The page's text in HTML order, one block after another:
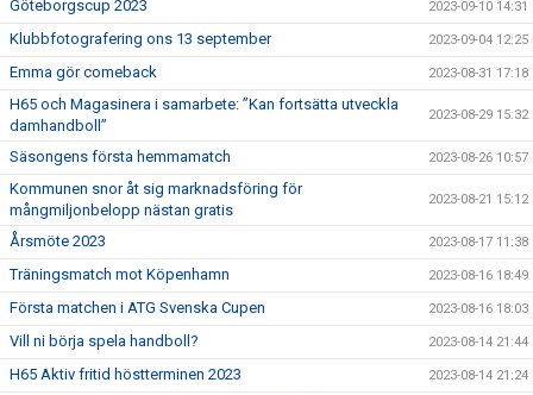
Göteborgscup 2023 2023-09-10 14:31
Klubbfotografering ons 13 september 2023-09-04 12:25
Emma gör comeback 2023-08-31 17:18
H65 och Magasinera i samarbete: ”Kan fortsätta utveckla
damhandboll”
2023-08-29 15:32
Säsongens första hemmamatch 2023-08-26 10:57
Kommunen snor åt sig marknadsföring för
mångmiljonbelopp nästan gratis
2023-08-21 15:12
Årsmöte 2023 2023-08-17 11:38
Träningsmatch mot Köpenhamn 2023-08-16 18:49
Första matchen i ATG Svenska Cupen 2023-08-16 18:03
Vill ni börja spela handboll? 2023-08-14 21:44
H65 Aktiv fritid höstterminen 2023 2023-08-14 21:24